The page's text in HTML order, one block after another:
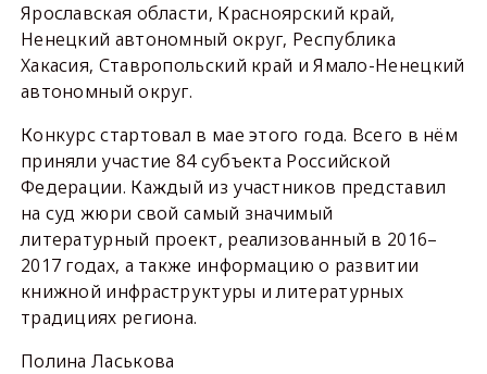
Ярославская области, Красноярский край,
Ненецкий автономный округ, Республика
Хакасия, Ставропольский край и Ямало-Ненецкий
автономный округ.
Конкурс стартовал в мае этого года. Всего в нём
приняли участие 84 субъекта Российской
Федерации. Каждый из участников представил
на суд жюри свой самый значимый
литературный проект, реализованный в 2016–
2017 годах, а также информацию о развитии
книжной инфраструктуры и литературных
традициях региона.
Полина Ласькова